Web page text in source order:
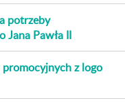
potrzeby
Pawła II
z logo